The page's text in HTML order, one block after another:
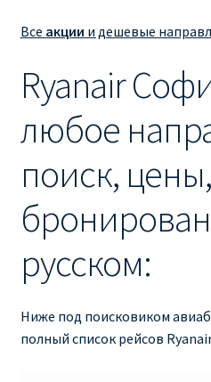
RYANAIR КУПИТЬ БИЛЕТЫ
Ryanair направления, акции
Ryanair онлайн регистрация
RYANAIR ПОДГОРИЦА,
Все акции и дешевые
Ryanair
любое
поиск, цены,
русском:
Ниже под поисковиком
полный список рейсов